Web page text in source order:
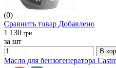
(0)
Сравнить товар Добавлено
1 130 грн.
за шт
В
Масло для бензогенератора